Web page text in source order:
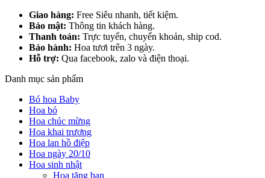
Giao hàng: Free Siêu nhanh, tiết kiệm.
Bảo mật: Thông tin khách hàng.
Thanh toán: Trực tuyến, chuyển khoản, ship cod.
Bảo hành: Hoa tươi trên 3 ngày.
Hỗ trợ: Qua facebook, zalo và điện thoại.
Danh mục sản phẩm
Bó hoa Baby
Hoa bó
Hoa chúc mừng
Hoa khai trương
Hoa lan hồ điệp
Hoa ngày 20/10
Hoa sinh nhật
Hoa tặng bạn